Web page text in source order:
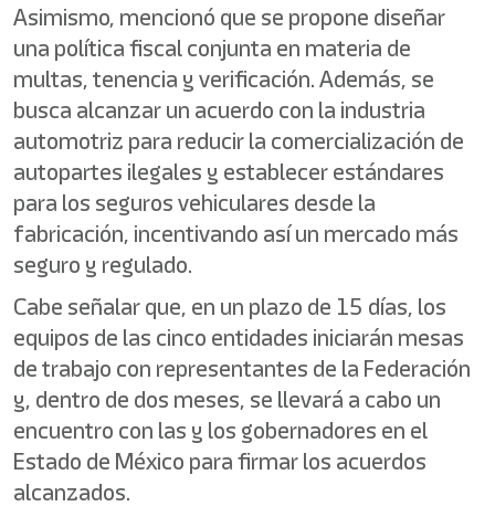
Asimismo, mencionó que se propone diseñar
una política fiscal conjunta en materia de
multas, tenencia y verificación. Además, se
busca alcanzar un acuerdo con la industria
automotriz para reducir la comercialización de
autopartes ilegales y establecer estándares
para los seguros vehiculares desde la
fabricación, incentivando así un mercado más
seguro y regulado.
Cabe señalar que, en un plazo de 15 días, los
equipos de las cinco entidades iniciarán mesas
de trabajo con representantes de la Federación
y, dentro de dos meses, se llevará a cabo un
encuentro con las y los gobernadores en el
Estado de México para firmar los acuerdos
alcanzados.